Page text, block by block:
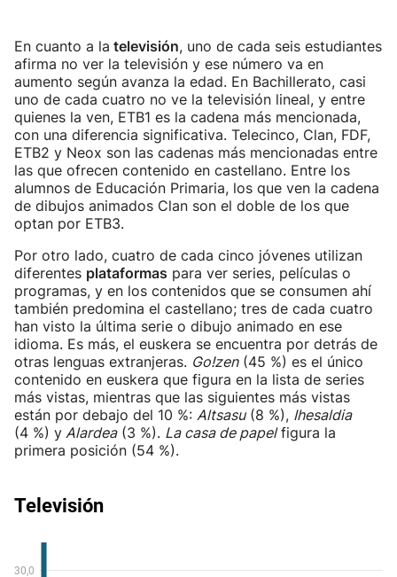
En cuanto a la televisión, uno de cada seis estudiantes
afirma no ver la televisión y ese número va en
aumento según avanza la edad. En Bachillerato, casi
uno de cada cuatro no ve la televisión lineal, y entre
quienes la ven, ETB1 es la cadena más mencionada,
con una diferencia significativa. Telecinco, Clan, FDF,
ETB2 y Neox son las cadenas más mencionadas entre
las que ofrecen contenido en castellano. Entre los
alumnos de Educación Primaria, los que ven la cadena
de dibujos animados Clan son el doble de los que
optan por ETB3.
Por otro lado, cuatro de cada cinco jóvenes utilizan
diferentes plataformas para ver series, películas o
programas, y en los contenidos que se consumen ahí
también predomina el castellano; tres de cada cuatro
han visto la última serie o dibujo animado en ese
idioma. Es más, el euskera se encuentra por detrás de
otras lenguas extranjeras. Go!zen(45 %) es el único
contenido en euskera que figura en la lista de series
más vistas, mientras que las siguientes más vistas
están por debajo del 10 %: Altsasu(8 %), Ihesaldia
(4 %) y Alardea(3 %). La casa de papelfigura la
primera posición (54 %).